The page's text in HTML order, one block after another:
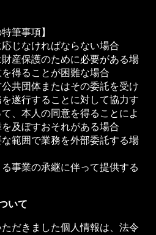
筆事項】
じなければならない場合
産保護のために必要がある場
得ることが困難な場合
共団体またはその委託を受け
遂行することに対して協力す
、本人の同意を得ることによ
及ぼすおそれがある場合
範囲で業務を外部委託する場
事業の承継に伴って提供する
いて
だきました個人情報は、法令